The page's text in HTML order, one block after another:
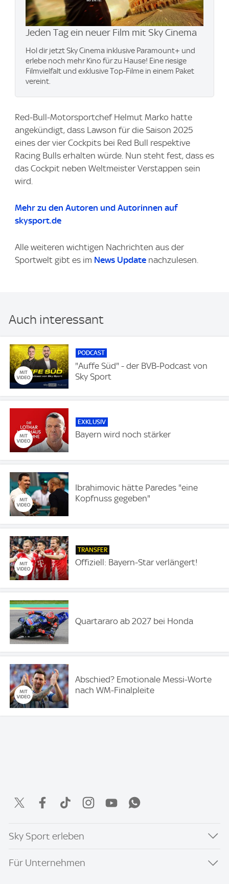
Jeden Tag ein neuer Film mit Sky Cinema
Hol dir jetzt Sky Cinema inklusive Paramount+ und
erlebe noch mehr Kino für zu Hause! Eine riesige
Filmvielfalt und exklusive Top-Filme in einem Paket
vereint.
Red-Bull-Motorsportchef Helmut Marko hatte
angekündigt, dass Lawson für die Saison 2025
eines der vier Cockpits bei Red Bull respektive
Racing Bulls erhalten würde. Nun steht fest, dass es
das Cockpit neben Weltmeister Verstappen sein
wird.
Mehr zu den Autoren und Autorinnen auf
skysport.de
Alle weiteren wichtigen Nachrichten aus der
Sportwelt gibt es im News Update nachzulesen.
Auch interessant
PODCAST
"Auffe Süd" - der BVB-Podcast von
Sky Sport
EXKLUSIV
Bayern wird noch stärker
Ibrahimovic hätte Paredes "eine
Kopfnuss gegeben"
TRANSFER
Offiziell: Bayern-Star verlängert!
Quartararo ab 2027 bei Honda
Abschied? Emotionale Messi-Worte
nach WM-Finalpleite
Sky Sport erleben
Für Unternehmen